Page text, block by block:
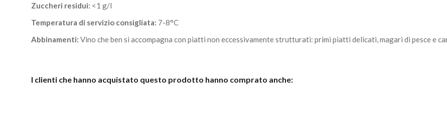
Zuccheri residui: <1 g/l
Temperatura di servizio consigliata: 7-8°C
Abbinamenti: Vino che ben si accompagna con piatti non eccessivamente strutturati: primi piatti delicati, magari di pesce e
I clienti che hanno acquistato questo prodotto hanno comprato anche: